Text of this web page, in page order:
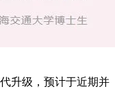
升级，预计于近期并